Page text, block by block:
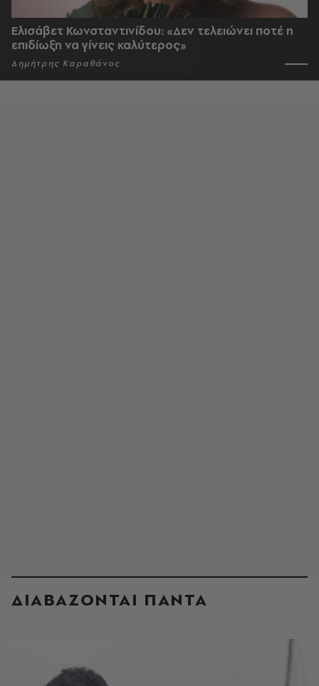
Ελισάβετ Κωνσταντινίδου: «Δεν τελειώνει ποτέ η
επιδίωξη να γίνεις καλύτερος»
Δημήτρης Καραθάνος
ΔΙΑΒΑΖΟΝΤΑΙ ΠΑΝΤΑ